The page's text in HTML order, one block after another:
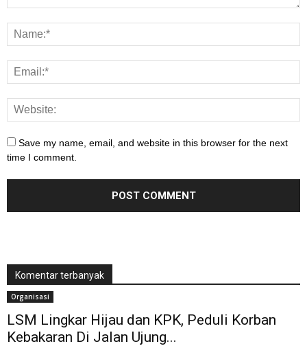
Save my name, email, and website in this browser for the next
time I comment.
Komentar terbanyak
Organisasi
LSM Lingkar Hijau dan KPK, Peduli Korban
Kebakaran Di Jalan Ujung...